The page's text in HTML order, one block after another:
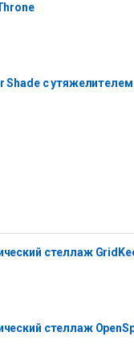
Shade с утяжелителем
стеллаж
стеллаж